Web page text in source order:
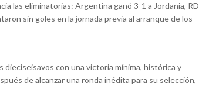
las eliminatorias: Argentina ganó 3-1 a Jordania, RD
sin goles en la jornada previa al arranque de los
dieciseisavos con una victoria mínima, histórica y
de alcanzar una ronda inédita para su selección,